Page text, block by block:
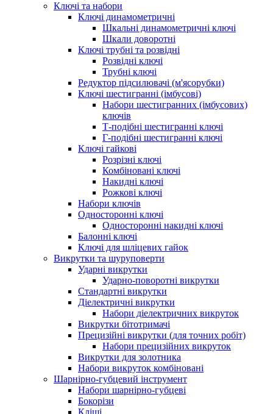
Ключі та набори
Ключі динамометричні
Шкальні динамометричні ключі
Шкали доворотні
Ключі трубні та розвідні
Розвідні ключі
Трубні ключі
Редуктор підсилювачі (м'ясорубки)
Ключі шестигранні (імбусові)
Набори шестигранних (імбусових)
ключів
Т-подібні шестигранні ключі
Г-подібні шестигранні ключі
Ключі гайкові
Розрізні ключі
Комбіновані ключі
Накидні ключі
Рожкові ключі
Набори ключів
Односторонні ключі
Односторонні накидні ключі
Балонні ключі
Ключі для шліцевих гайок
Викрутки та шуруповерти
Ударні викрутки
Ударно-поворотні викрутки
Стандартні викрутки
Діелектричні викрутки
Набори діелектричних викруток
Викрутки бітотримачі
Прецизійні викрутки (для точних робіт)
Набори прецизійних викруток
Викрутки для золотника
Набори викруток комбіновані
Шарнірно-губцевий інструмент
Набори шарнірно-губцеві
Бокорізи
Кліщі